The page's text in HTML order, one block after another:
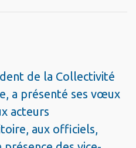
de la Collectivité
a présenté ses vœux
acteurs
aux officiels,